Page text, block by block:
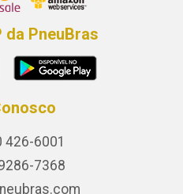
da PneuBras
426-6001
7368